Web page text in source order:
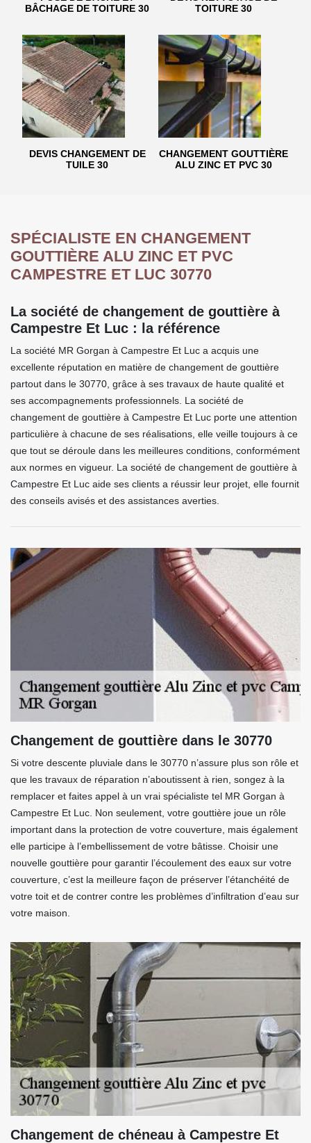
BÂCHAGE DE TOITURE 30
TOITURE 30
DEVIS CHANGEMENT DE
TUILE 30
CHANGEMENT GOUTTIÈRE
ALU ZINC ET PVC 30
SPÉCIALISTE EN CHANGEMENT
GOUTTIÈRE ALU ZINC ET PVC
CAMPESTRE ET LUC 30770
La société de changement de gouttière à
Campestre Et Luc : la référence
La société MR Gorgan à Campestre Et Luc a acquis une
excellente réputation en matière de changement de gouttière
partout dans le 30770, grâce à ses travaux de haute qualité et
ses accompagnements professionnels. La société de
changement de gouttière à Campestre Et Luc porte une attention
particulière à chacune de ses réalisations, elle veille toujours à ce
que tout se déroule dans les meilleures conditions, conformément
aux normes en vigueur. La société de changement de gouttière à
Campestre Et Luc aide ses clients a réussir leur projet, elle fournit
des conseils avisés et des assistances averties.
Changement de gouttière dans le 30770
Si votre descente pluviale dans le 30770 n’assure plus son rôle et
que les travaux de réparation n’aboutissent à rien, songez à la
remplacer et faites appel à un vrai spécialiste tel MR Gorgan à
Campestre Et Luc. Non seulement, votre gouttière joue un rôle
important dans la protection de votre couverture, mais également
elle participe à l’embellissement de votre bâtisse. Choisir une
nouvelle gouttière pour garantir l’écoulement des eaux sur votre
couverture, c’est la meilleure façon de préserver l’étanchéité de
votre toit et de contrer contre les problèmes d’infiltration d’eau sur
votre maison.
Changement de chéneau à Campestre Et